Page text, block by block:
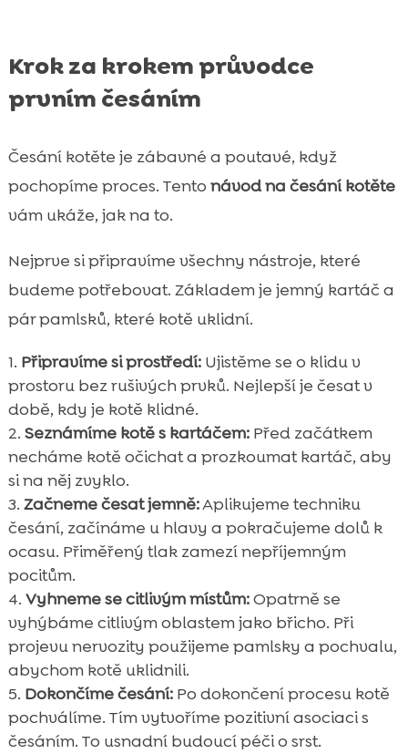
Krok za krokem průvodce
prvním česáním
Česání kotěte je zábavné a poutavé, když
pochopíme proces. Tento návod na česání kotěte
vám ukáže, jak na to.
Nejprve si připravíme všechny nástroje, které
budeme potřebovat. Základem je jemný kartáč a
pár pamlsků, které kotě uklidní.
Připravíme si prostředí:Ujistěme se o klidu v
prostoru bez rušivých prvků. Nejlepší je česat v
době, kdy je kotě klidné.
Seznámíme kotě s kartáčem:Před začátkem
necháme kotě očichat a prozkoumat kartáč, aby
si na něj zvyklo.
Začneme česat jemně:Aplikujeme techniku
česání, začínáme u hlavy a pokračujeme dolů k
ocasu. Přiměřený tlak zamezí nepříjemným
pocitům.
Vyhneme se citlivým místům:Opatrně se
vyhýbáme citlivým oblastem jako břicho. Při
projevu nervozity použijeme pamlsky a pochvalu,
abychom kotě uklidnili.
Dokončíme česání:Po dokončení procesu kotě
pochválíme. Tím vytvoříme pozitivní asociaci s
česáním. To usnadní budoucí péči o srst.